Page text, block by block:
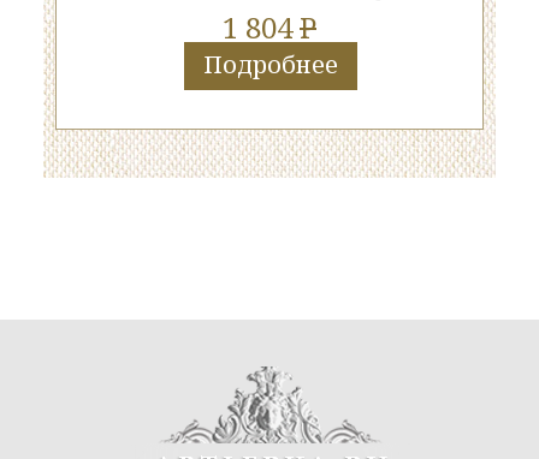
1 804P
Подробнее